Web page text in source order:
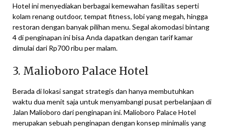
Hotel ini menyediakan berbagai kemewahan fasilitas seperti
kolam renang outdoor, tempat fitness, lobi yang megah, hingga
restoran dengan banyak pilihan menu. Segal akomodasi bintang
4 di penginapan ini bisa Anda dapatkan dengan tarif kamar
dimulai dari Rp700 ribu per malam.
3. Malioboro Palace Hotel
Berada di lokasi sangat strategis dan hanya membutuhkan
waktu dua menit saja untuk menyambangi pusat perbelanjaan di
Jalan Malioboro dari penginapan ini. Malioboro Palace Hotel
merupakan sebuah penginapan dengan konsep minimalis yang